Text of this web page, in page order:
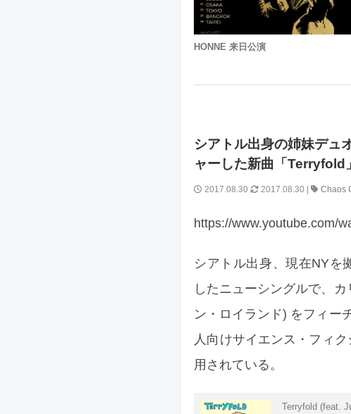
HONNE 来日公演
シアトル出身の姉妹デュ
ャーした新曲「Terryfold
2017.08.30 2017.08.30 | Chaos
https://www.youtube.com/
シアトル出身、現在NYを
したニューシングルで、
ン・ロイランド) をフィー
人向けサイエンス・フィ
用されている。
Terryfold (feat.